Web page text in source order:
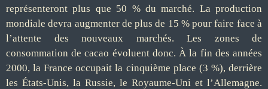
représenteront plus que 50 % du marché. La production
mondiale devra augmenter de plus de 15 % pour faire face à
l’attente des nouveaux marchés. Les zones de
consommation de cacao évoluent donc. À la fin des années
2000, la France occupait la cinquième place (3 %), derrière
les États-Unis, la Russie, le Royaume-Uni et l’Allemagne.